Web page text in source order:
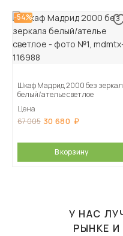
-54%
Шкаф Мадрид 2000 без
белый/ателье светлое
Цена
67 005 30 680
В корзину
У НАС
РЫНКЕ